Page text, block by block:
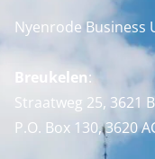
Nyenrode Business
Breukelen:
Straatweg 25, 3621
P.O. Box 130, 3620